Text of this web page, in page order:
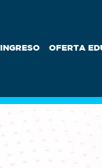
INGRESO OFERTA